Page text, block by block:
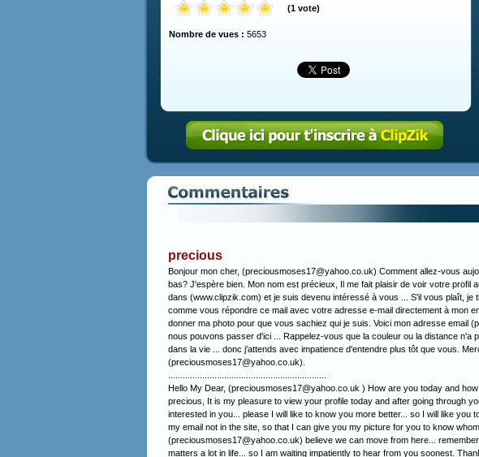
(1 vote)
Nombre de vues : 5653
precious
Bonjour mon cher, (preciousmoses17@yahoo.co.uk) Comment allez-vous
bas? J'espère bien. Mon nom est précieux, Il me fait plaisir de voir votre profil
dans (www.clipzik.com) et je suis devenu intéressé à vous ... S'il vous plaît,
comme vous répondre ce mail avec votre adresse e-mail directement à mon
donner ma photo pour que vous sachiez qui je suis. Voici mon adresse email
nous pouvons passer d'ici ... Rappelez-vous que la couleur ou la distance n'a
dans la vie ... donc j'attends avec impatience d'entendre plus tôt que vous.
(preciousmoses17@yahoo.co.uk).
Hello My Dear, (preciousmoses17@yahoo.co.uk ) How are you today and
precious, It is my pleasure to view your profile today and after going through
interested in you... please I will like to know you more better... so I will like you
my email not in the site, so that I can give you my picture for you to know
(preciousmoses17@yahoo.co.uk) believe we can move from here...
matters a lot in life... so I am waiting impatiently to hear from you soonest.